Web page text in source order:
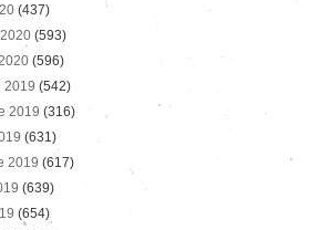
(437)
(593)
(596)
2019 (542)
2019 (316)
(631)
2019 (617)
(639)
(654)